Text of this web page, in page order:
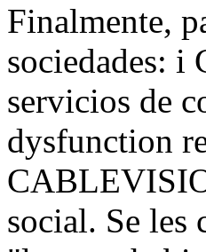
Finalmente,
sociedades: i
servicios de
dysfunction
social. Se